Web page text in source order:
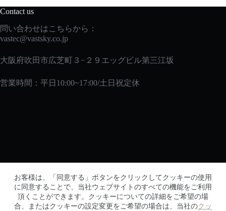
お客様は、「同意する」ボタンをクリックしてクッキーの使用
に同意することで、当社ウェブサイトのすべての機能をご利用
頂くことができます。クッキーについての詳細をご希望の場
合、またはクッキーの設定変更をご希望の場合は、当社のクッ
Contact us
問い合わせはこちらから：
vastec@vastsky.co.jp
大阪府吹田市広芝町３−２９エッグビル第三江坂
営業時間：平日10:00~17:00/土日祝定休
メルマガに登録して、初回購入時に10％オフの特典を
ゲットしよう！